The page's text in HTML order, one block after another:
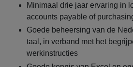
Minimaal drie jaar ervaring in
accounts payable of
Goede beheersing van de
taal, in verband met het
werkinstructies